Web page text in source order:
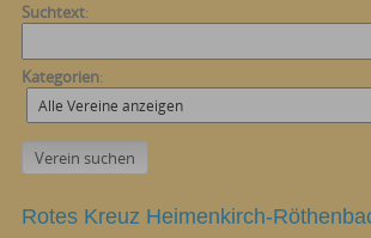
Suchtext:
Kategorien:
Rotes Kreuz Heimenkirch-